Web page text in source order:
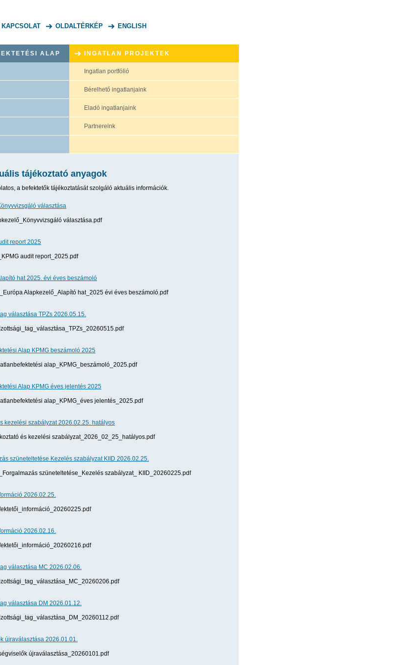
KAPCSOLAT OLDALTÉRKÉP ENGLISH
ALAP INGATLAN PROJEKTEK
Ingatlan portfólió
Bérelhető ingatlanjaink
Eladó ingatlanjaink
Partnereink
tájékoztató anyagok
a befektetők tájékoztatását szolgáló aktuális információk.
választása
választása.pdf
report 2025
audit report_2025.pdf
hat 2025. évi éves beszámoló
Alapkezelő_Alapító hat_2025 évi éves beszámoló.pdf
választása TPZs 2026.05.15.
Alap KPMG beszámoló 2025
alap_KPMG_beszámoló_2025.pdf
Alap KPMG éves jelentés 2025
alap_KPMG_éves jelentés_2025.pdf
kezelési szabályzat 2026.02.25. hatályos
és kezelési szabályzat_2026_02_25_hatályos.pdf
szüneteltetése Kezelés szabályzat KIID 2026.02.25.
szüneteltetése_Kezelés szabályzat_ KIID_20260225.pdf
2026.02.25.
2026.02.16.
választása MC 2026.02.06.
választása DM 2026.01.12.
újraválasztása 2026.01.01.
újraválasztása_20260101.pdf